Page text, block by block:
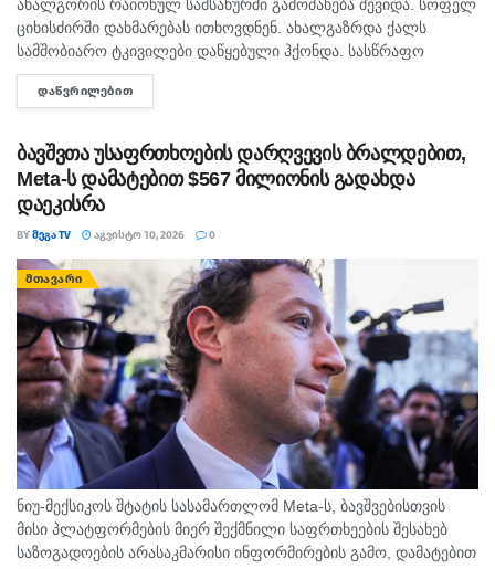
ახალგორის რაიონულ სამსახურში გამოძახება შევიდა. სოფელ
ციხისძირში დახმარებას ითხოვდნენ. ახალგაზრდა ქალს
სამშობიარო ტკივილები დაწყებული ჰქონდა. სასწრაფო
სამედიცინო დახმარების ბრიგადის ადგილზე მისვლისას
მეხუთე შვილის მომლოდინე ორსული დახვდათ, რომელსაც
ᲓᲐᲬᲕᲠᲘᲚᲔᲑᲘᲗ
ბავშვთა უსაფრთხოების დარღვევის ბრალდებით,
Meta-ს დამატებით $567 მილიონის გადახდა
დაეკისრა
BYᲛᲔᲒᲐ TV ᲐᲒᲕᲘᲡᲢᲝ 10, 2026 0
ᲛᲗᲐᲕᲐᲠᲘ
ნიუ-მექსიკოს შტატის სასამართლომ Meta-ს, ბავშვებისთვის
მისი პლატფორმების მიერ შექმნილი საფრთხეების შესახებ
საზოგადოების არასაკმარისი ინფორმირების გამო, დამატებით